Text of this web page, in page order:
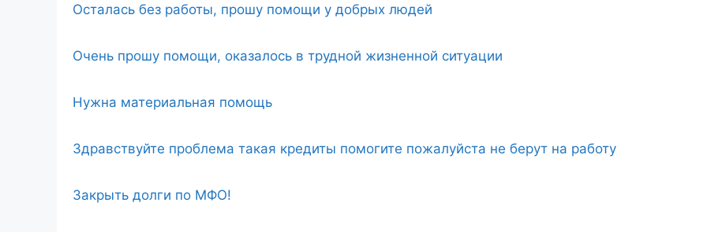
Осталась без работы, прошу помощи у добрых людей
Очень прошу помощи, оказалось в трудной жизненной ситуации
Нужна материальная помощь
Здравствуйте проблема такая кредиты помогите пожалуйста не берут на работу
Закрыть долги по МФО!